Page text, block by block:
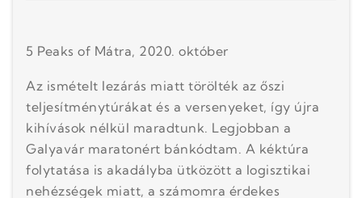
5 Peaks of Mátra, 2020. október
Az ismételt lezárás miatt törölték az őszi
teljesítménytúrákat és a versenyeket, így újra
kihívások nélkül maradtunk. Legjobban a
Galyavár maratonért bánkódtam. A kéktúra
folytatása is akadályba ütközött a logisztikai
nehézségek miatt, a számomra érdekes